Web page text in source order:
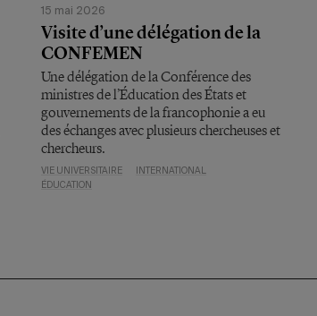
15 mai 2026
Visite d’une délégation de la
CONFEMEN
Une délégation de la Conférence des
ministres de l’Éducation des États et
gouvernements de la francophonie a eu
des échanges avec plusieurs chercheuses et
chercheurs.
VIE UNIVERSITAIRE
INTERNATIONAL
ÉDUCATION